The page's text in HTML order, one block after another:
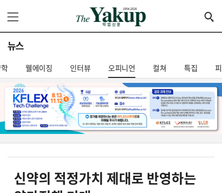
뉴스
웰에이징 인터뷰 오피니언 컬쳐 특집
신약의 적정가치 제대로 반영하는